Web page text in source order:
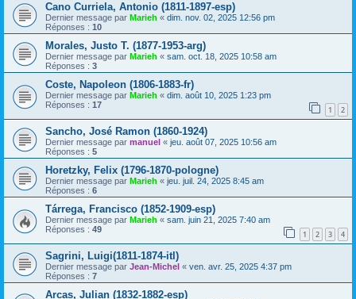
Cano Curriela, Antonio (1811-1897-esp)
Dernier message par Marieh « dim. nov. 02, 2025 12:56 pm
Réponses : 10
Morales, Justo T. (1877-1953-arg)
Dernier message par Marieh « sam. oct. 18, 2025 10:58 am
Réponses : 3
Coste, Napoleon (1806-1883-fr)
Dernier message par Marieh « dim. août 10, 2025 1:23 pm
Réponses : 17 1 2
Sancho, José Ramon (1860-1924)
Dernier message par manuel « jeu. août 07, 2025 10:56 am
Réponses : 5
Horetzky, Felix (1796-1870-pologne)
Dernier message par Marieh « jeu. juil. 24, 2025 8:45 am
Réponses : 6
Tárrega, Francisco (1852-1909-esp)
Dernier message par Marieh « sam. juin 21, 2025 7:40 am
Réponses : 49 1 2 3 4
Sagrini, Luigi(1811-1874-itl)
Dernier message par Jean-Michel « ven. avr. 25, 2025 4:37 pm
Réponses : 7
Arcas, Julian (1832-1882-esp)